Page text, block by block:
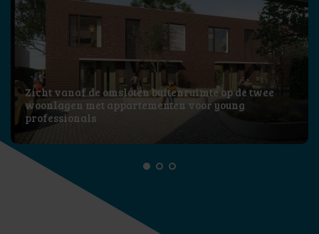
Zicht vanaf de omsloten buitenruimte op de twee
woonlagen met appartementen voor young
professionals